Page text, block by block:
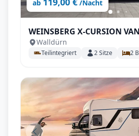
ab /Nacht
WEINSBERG X-CURSION
EDITION [PEPPER] Automatik
Walldürn
Teilintegriert 2Sitze 2